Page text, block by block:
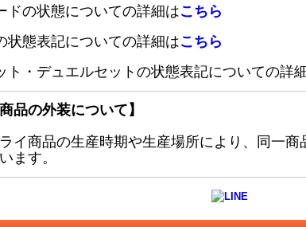
ドの状態についての詳細はこちら
状態表記についての詳細はこちら
ト・デュエルセットの状態表記についての詳
品の外装について】
イ商品の生産時期や生産場所により、同一
ます。